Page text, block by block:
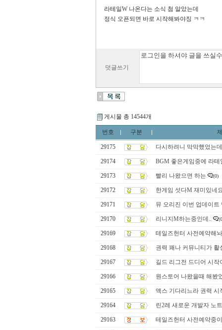
라테일W 나온다는 소식 첨 알았는데
정식 오픈되면 바로 시작해봐야징 ㅋㅋ
덧글쓰기
게시물 총 14544개
번호 구분
29175 다시하려니 막막했었는데
29174 BGM 좋은게임중에 라테
29173 빨리 나왔으면 하는 (0)
29172 한게임 섯다M 재미있네
29171 뮤 오리진 이번 업데이트
29170 리니지M하는중인데..
29169 테일즈헌터 사전예약해
29168 권력 꽤나 커뮤니티가 활
29167 길드 리그전 드디어 시작
29166 원스토어 나왔을때 해봤
29165 액스 기다리느라 권력 시
29164 린2레 새로운 개발자 노
29163 테일즈헌터 사전예약중